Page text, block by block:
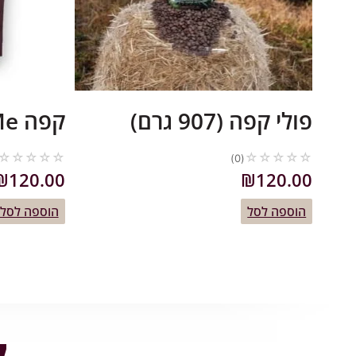
פולי קפה (907 גרם)
☆
☆
☆
☆
☆
(0)
₪120.00
הוספה לסל
קפה SlimMe
☆
☆
☆
☆
120.00
הוספה לסל